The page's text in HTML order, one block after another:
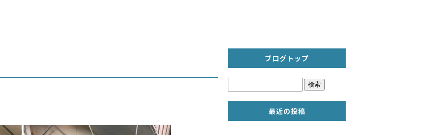
ブログトップ
最近の投稿